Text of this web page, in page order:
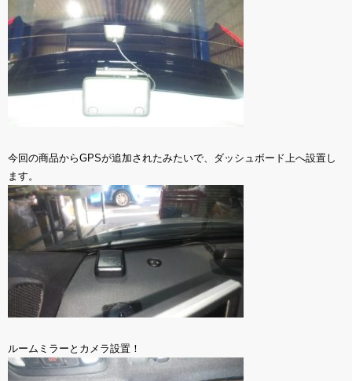
今回の商品からGPSが追加されたみたいで、ダッシュボード上へ設置し
ます。
ルームミラーとカメラ設置！